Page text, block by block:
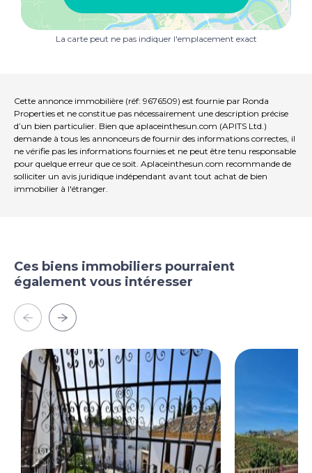
La carte peut ne pas indiquer l'emplacement exact
Cette annonce immobilière (réf: 9676509) est fournie par Ronda
Properties et ne constitue pas nécessairement une description précise
d’un bien particulier. Bien que aplaceinthesun.com (APITS Ltd.)
demande à tous les annonceurs de fournir des informations correctes, il
ne vérifie pas les informations fournies et ne peut être tenu responsable
pour quelque erreur que ce soit. Aplaceinthesun.com recommande de
solliciter un avis juridique indépendant avant tout achat de bien
immobilier à l'étranger.
Ces biens immobiliers pourraient
également vous intéresser